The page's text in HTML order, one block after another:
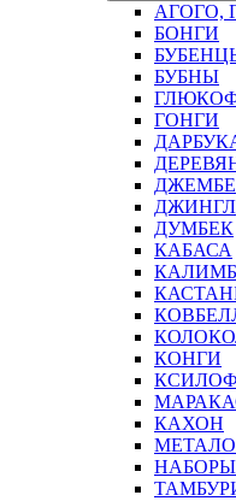
АГОГО,
БОНГИ
БУБНЫ
ГОНГИ
ДЖЕМБЕ
ДЖИНГЛ
ДУМБЕК
КАБАСА
КОНГИ
КАХОН